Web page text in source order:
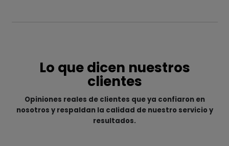
Lo que dicen nuestros
clientes
Opiniones reales de clientes que ya confiaron en
nosotros y respaldan la calidad de nuestro servicio y
resultados.